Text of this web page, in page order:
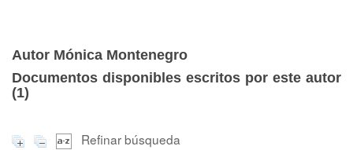
Autor Mónica Montenegro
Documentos disponibles escritos por este autor
(1)
Refinar búsqueda